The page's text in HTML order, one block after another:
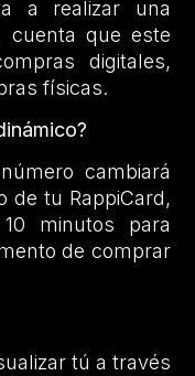
a realizar una
cuenta que este
digitales,
físicas.
cambiará
de tu RappiCard,
minutos para
de comprar
tú a través